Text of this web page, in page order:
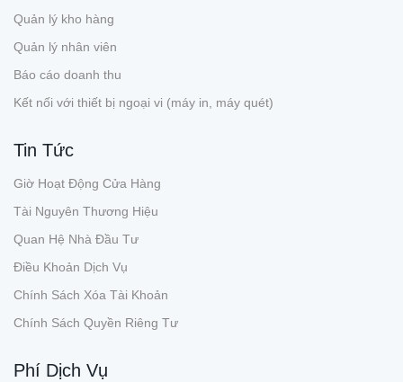
Quản lý kho hàng
Quản lý nhân viên
Báo cáo doanh thu
Kết nối với thiết bị ngoại vi (máy in, máy quét)
Tin Tức
Giờ Hoạt Động Cửa Hàng
Tài Nguyên Thương Hiệu
Quan Hệ Nhà Đầu Tư
Điều Khoản Dịch Vụ
Chính Sách Xóa Tài Khoản
Chính Sách Quyền Riêng Tư
Phí Dịch Vụ